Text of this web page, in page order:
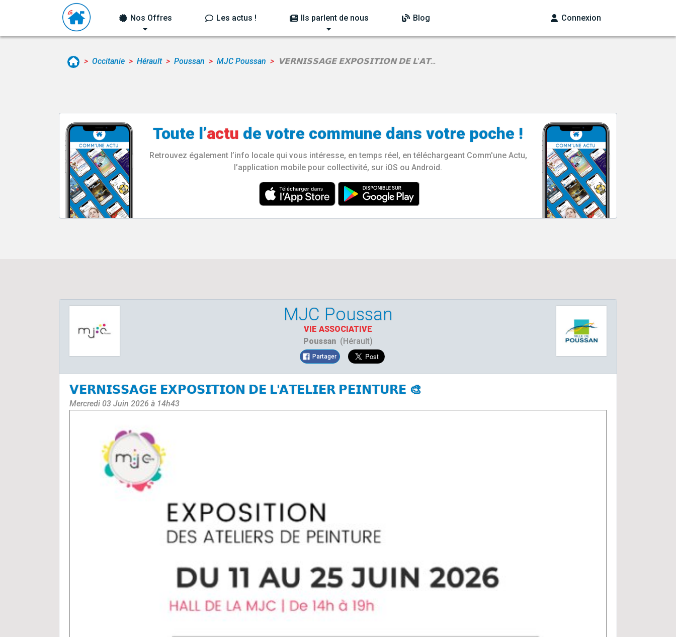
Nos Offres Les actus ! Ils parlent de nous Blog Connexion
Occitanie Hérault Poussan MJC Poussan 𝗩𝗘𝗥𝗡𝗜𝗦𝗦𝗔𝗚𝗘 𝗘𝗫𝗣𝗢𝗦𝗜𝗧𝗜𝗢𝗡 𝗗𝗘 𝗟'𝗔𝗧…
Toute l’actu de votre commune dans votre poche !
Retrouvez également l’info locale qui vous intéresse, en temps réel, en téléchargeant Comm'une Actu,
l’application mobile pour collectivité, sur iOS ou Android.
MJC Poussan
VIE ASSOCIATIVE
Poussan (Hérault)
Partager
𝗩𝗘𝗥𝗡𝗜𝗦𝗦𝗔𝗚𝗘 𝗘𝗫𝗣𝗢𝗦𝗜𝗧𝗜𝗢𝗡 𝗗𝗘 𝗟'𝗔𝗧𝗘𝗟𝗜𝗘𝗥 𝗣𝗘𝗜𝗡𝗧𝗨𝗥𝗘 🎨
Mercredi 03 Juin 2026 à 14h43